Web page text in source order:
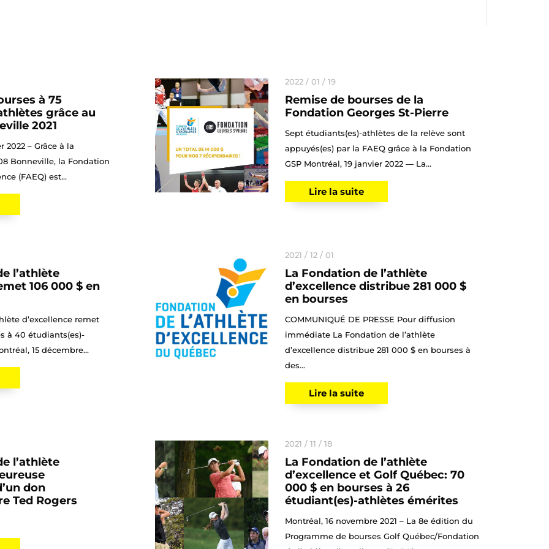
à 75
grâce au
2021
2022 – Grâce à la
Bonneville, la Fondation
(FAEQ) est...
Remise de bourses de la
Fondation Georges St-Pierre
2022 / 01 / 19
Sept étudiants(es)-athlètes de la relève sont
appuyés(es) par la FAEQ grâce à la Fondation
GSP Montréal, 19 janvier 2022 — La...
Lire la suite
l’athlète
106 000 $ en
d’excellence remet
à 40 étudiants(es)-
15 décembre...
La Fondation de l’athlète
d’excellence distribue 281 000 $
en bourses
2021 / 12 / 01
COMMUNIQUÉ DE PRESSE Pour diffusion
immédiate La Fondation de l’athlète
d’excellence distribue 281 000 $ en bourses à
des...
Lire la suite
l’athlète
don
Ted Rogers
La Fondation de l’athlète
d’excellence et Golf Québec: 70
000 $ en bourses à 26
étudiant(es)-athlètes émérites
2021 / 11 / 18
Montréal, 16 novembre 2021 – La 8e édition du
Programme de bourses Golf Québec/Fondation